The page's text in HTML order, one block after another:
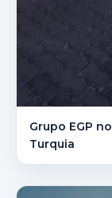
Grupo EGP
Turquia